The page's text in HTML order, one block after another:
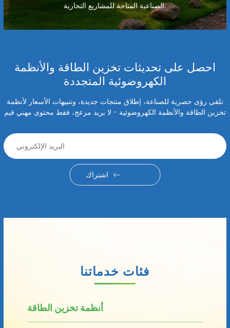
الصناعية المتاحة للمشاريع التجارية.
احصل على تحديثات تخزين الطاقة والأنظمة
الكهروضوئية المتجددة
تلقى رؤى حصرية للصناعة، إطلاق منتجات جديدة، وتنبيهات الأسعار لأنظمة
تخزين الطاقة والأنظمة الكهروضوئية - لا بريد مزعج، فقط محتوى مهني قيم
اشتراك
فئات خدماتنا
أنظمة تخزين الطاقة